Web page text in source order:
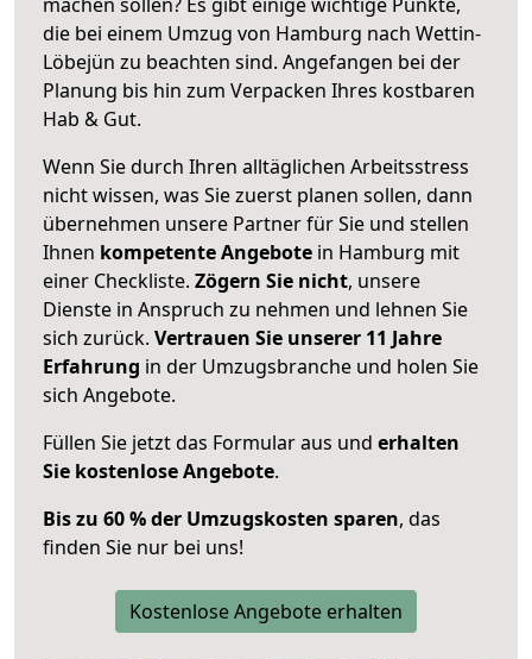
die bei einem Umzug von Hamburg nach Wettin-
Löbejün zu beachten sind. Angefangen bei der
Planung bis hin zum Verpacken Ihres kostbaren
Hab & Gut.
Wenn Sie durch Ihren alltäglichen Arbeitsstress
nicht wissen, was Sie zuerst planen sollen, dann
übernehmen unsere Partner für Sie und stellen
Ihnen kompetente Angebote in Hamburg mit
einer Checkliste. Zögern Sie nicht, unsere
Dienste in Anspruch zu nehmen und lehnen Sie
sich zurück. Vertrauen Sie unserer 11 Jahre
Erfahrung in der Umzugsbranche und holen Sie
sich Angebote.
Füllen Sie jetzt das Formular aus und erhalten
Sie kostenlose Angebote.
Bis zu 60 % der Umzugskosten sparen, das
finden Sie nur bei uns!
Kostenlose Angebote erhalten